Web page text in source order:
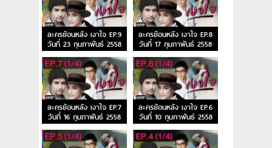
ละครย้อนหลัง เงาใจ EP.9
วันที่ 23 กุมภาพันธ์ 2558
ละครย้อนหลัง เงาใจ EP.8
วันที่ 17 กุมภาพันธ์ 2558
ละครย้อนหลัง เงาใจ EP.7
วันที่ 16 กุมภาพันธ์ 2558
ละครย้อนหลัง เงาใจ EP.6
วันที่ 10 กุมภาพันธ์ 2558